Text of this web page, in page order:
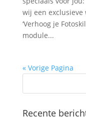
wij een exclusieve
‘Verhoog je
module...
« Vorige Pagina
Recente